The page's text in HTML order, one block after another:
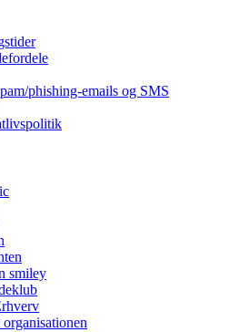
phishing-emails og SMS
smiley